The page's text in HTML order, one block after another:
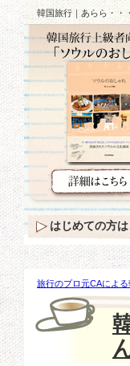
韓国旅行｜あらら・・
旅行のプロ元CAによ
ら・・・チャン・グ
はじめての方